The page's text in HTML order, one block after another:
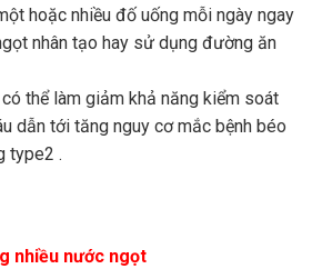
hoặc nhiều đố uống mỗi ngày ngay
nhân tạo hay sử dụng đường ăn
thể làm giảm khả năng kiểm soát
dẫn tới tăng nguy cơ mắc bệnh béo
type2 .
nhiều nước ngọt